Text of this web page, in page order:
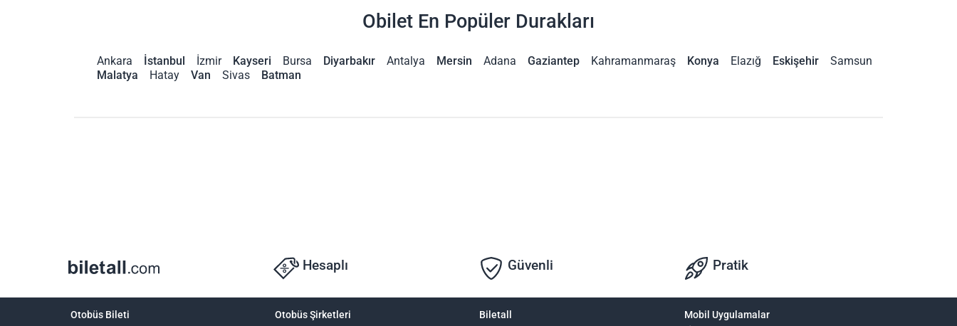
Obilet En Popüler Durakları
Ankara İstanbul İzmir Kayseri Bursa Diyarbakır Antalya Mersin Adana Gaziantep Kahramanmaraş Konya Elazığ Eskişehir
Samsun
Malatya
Hatay Van Sivas Batman
Hesaplı Güvenli Pratik
Otobüs Bileti Otobüs Şirketleri Biletall Mobil Uygulamalar